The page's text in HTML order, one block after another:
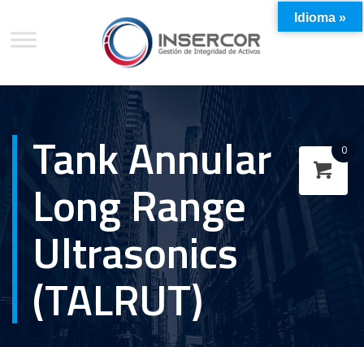
Tank Annular
Long Range
Ultrasonics
(TALRUT)
Idioma »
0